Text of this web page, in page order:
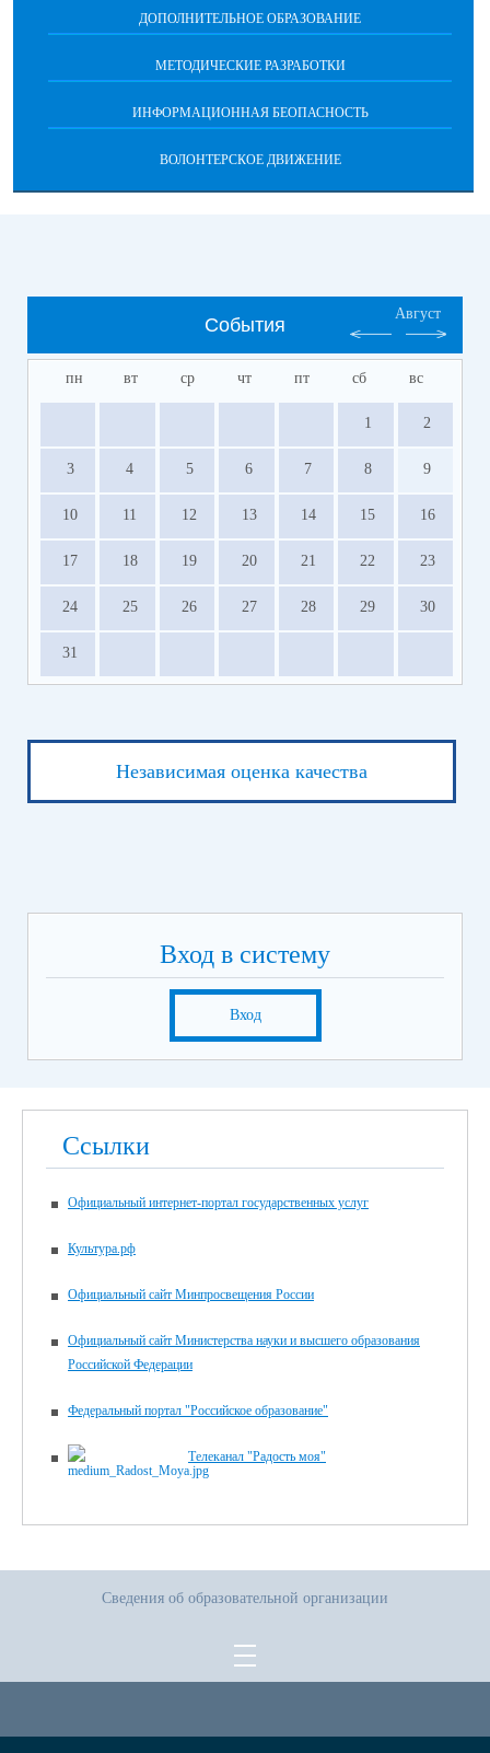
ДОПОЛНИТЕЛЬНОЕ ОБРАЗОВАНИЕ
МЕТОДИЧЕСКИЕ РАЗРАБОТКИ
ИНФОРМАЦИОННАЯ БЕОПАСНОСТЬ
ВОЛОНТЕРСКОЕ ДВИЖЕНИЕ
События
Август
пн вт ср чт пт сб вс
1 2
3 4 5 6 7 8 9
10 11 12 13 14 15 16
17 18 19 20 21 22 23
24 25 26 27 28 29 30
31
Независимая оценка качества
Вход в систему
Вход
Ссылки
Официальный интернет-портал государственных услуг
Культура.рф
Официальный сайт Минпросвещения России
Официальный сайт Министерства науки и высшего образования
Российской Федерации
Федеральный портал "Российское образование"
Телеканал "Радость моя"
Сведения об образовательной организации